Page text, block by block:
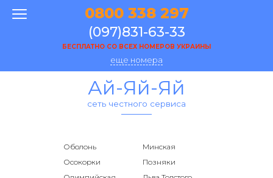
0800 338 297
(097)831-63-33
БЕСПЛАТНО СО ВСЕХ НОМЕРОВ УКРАИНЫ
еще номера
Ай-Яй-Яй
сеть честного сервиса
Оболонь
Минская
Осокорки
Позняки